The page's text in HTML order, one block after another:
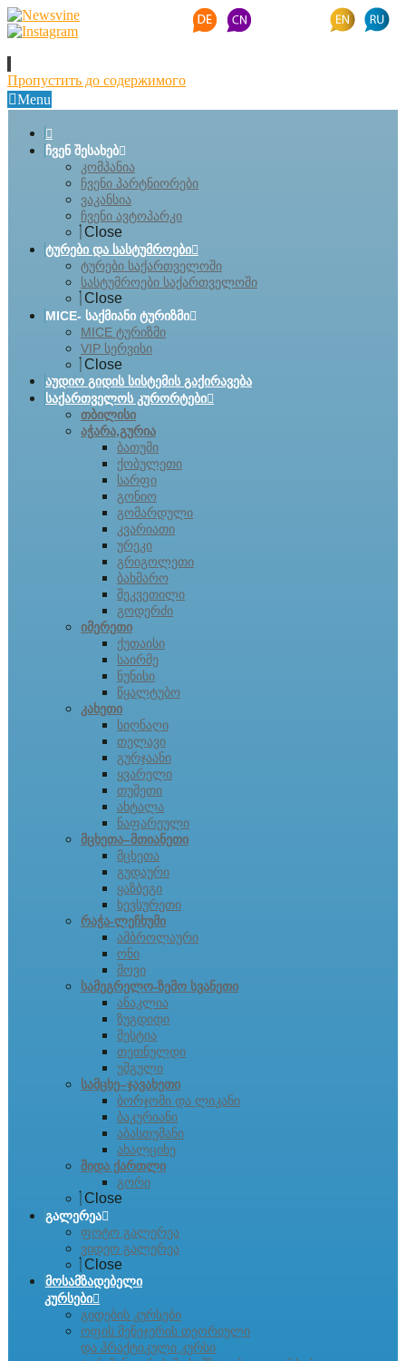
Пропустить до содержимого
Menu
ჩვენ შესახებ
კომპანია
ჩვენი პარტნიორები
ვაკანსია
ჩვენი ავტოპარკი
Close
ტურები და სასტუმროები
ტურები საქართველოში
სასტუმროები საქართველოში
Close
MICE- საქმიანი ტურიზმი
MICE ტურიზმი
VIP სერვისი
Close
აუდიო გიდის სისტემის გაქირავება
საქართველოს კურორტები
თბილისი
აჭარა,გურია
ბათუმი
ქობულეთი
სარფი
გონიო
გომარდული
კვარიათი
ურეკი
გრიგოლეთი
ბახმარო
შეკვეთილი
გოდერძი
იმერეთი
ქუთაისი
საირმე
ნუნისი
წყალტუბო
კახეთი
სიღნაღი
თელავი
გურჯაანი
ყვარელი
თუშეთი
ახტალა
ნაფარეული
მცხეთა–მთიანეთი
მცხეთა
გუდაური
ყაზბეგი
ხევსურეთი
რაჭა-ლეჩხუმი
ამბროლაური
ონი
შოვი
სამეგრელო-ზემო სვანეთი
ანაკლია
ზუგდიდი
მესტია
თეთნულდი
უშგული
სამცხე–ჯავახეთი
ბორჯომი და ლიკანი
ბაკურიანი
აბასთუმანი
ახალციხე
შიდა ქართლი
გორი
Close
გალერეა
ფოტო გალერეა
ვიდეო გალერეა
Close
მოსამზადებელი
კურსები
გიდების კურსები
ოფის მენეჯერის თეორიული
და პრაქტიკული კურსი